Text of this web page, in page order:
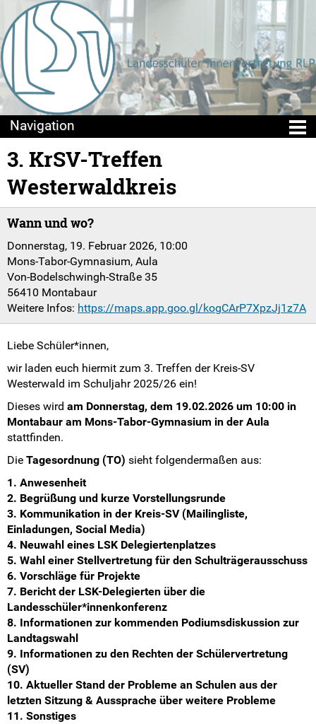
Die LSV
Positionen & Lesestoff
Mach mit!
SV-Arbeit vor Ort
Du hast Recht(e)
Weitersurfen
Termine
Kontakt
Intern
3. KrSV-Treffen
Westerwaldkreis
Wann und wo?
Donnerstag, 19. Februar 2026, 10:00
Mons-Tabor-Gymnasium, Aula
Von-Bodelschwingh-Straße 35
56410 Montabaur
Weitere Infos: https://maps.app.goo.gl/kogCArP7XpzJj1z7A
Liebe Schüler*innen,
wir laden euch hiermit zum 3. Treffen der Kreis-SV
Westerwald im Schuljahr 2025/26 ein!
Dieses wird am Donnerstag, dem 19.02.2026 um 10:00 in
Montabaur am Mons-Tabor-Gymnasium in der Aula
stattfinden.
Die Tagesordnung (TO) sieht folgendermaßen aus:
1. Anwesenheit
2. Begrüßung und kurze Vorstellungsrunde
3. Kommunikation in der Kreis-SV (Mailingliste,
Einladungen, Social Media)
4. Neuwahl eines LSK Delegiertenplatzes
5. Wahl einer Stellvertretung für den Schulträgerausschuss
6. Vorschläge für Projekte
7. Bericht der LSK-Delegierten über die
Landesschüler*innenkonferenz
8. Informationen zur kommenden Podiumsdiskussion zur
Landtagswahl
9. Informationen zu den Rechten der Schülervertretung
(SV)
10. Aktueller Stand der Probleme an Schulen aus der
letzten Sitzung & Aussprache über weitere Probleme
11. Sonstiges